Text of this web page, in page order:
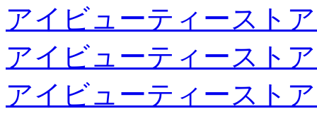
アイビューティースト
アイビューティースト
アイビューティースト